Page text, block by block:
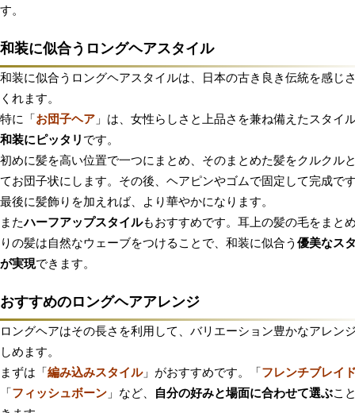
す。
和装に似合うロングヘアスタイル
和装に似合うロングヘアスタイルは、日本の古き良き伝統を感じ
くれます。
特に「お団子ヘア 」は、女性らしさと上品さを兼ね備えたスタイ
和装にピッタリ です。
初めに髪を高い位置で一つにまとめ、そのまとめた髪をクルクル
てお団子状にします。その後、ヘアピンやゴムで固定して完成で
最後に髪飾りを加えれば、より華やかになります。
またハーフアップスタイルもおすすめです。耳上の髪の毛をまと
りの髪は自然なウェーブをつけることで、和装に似合う 優美なス
が実現できます。
おすすめのロングヘアアレンジ
ロングヘアはその長さを利用して、バリエーション豊かなアレン
しめます。
まずは「編み込みスタイル」がおすすめです。「フレンチブレイ
「フィッシュボーン 」など、 自分の好みと場面に合わせて選ぶこ